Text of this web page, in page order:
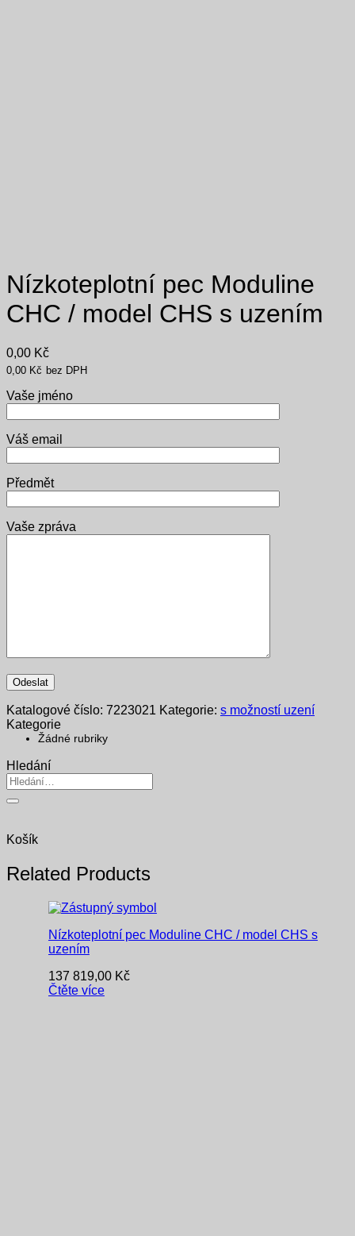
Nízkoteplotní pec Moduline
CHC / model CHS s uzením
0,00 Kč
0,00 Kč bez DPH
Vaše jméno
Váš email
Předmět
Vaše zpráva
Katalogové číslo: 7223021 Kategorie: s možností uzení
Kategorie
Žádné rubriky
Hledání
Hledat:
Košík
Related Products
Nízkoteplotní pec Moduline CHC / model CHS s
uzením
137 819,00 Kč
Čtěte více